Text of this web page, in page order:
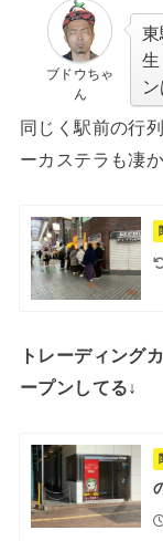
ブドウちゃ
ん
同じく駅前の行
ーカステラも凄
トレーディング
ープンしてる↓